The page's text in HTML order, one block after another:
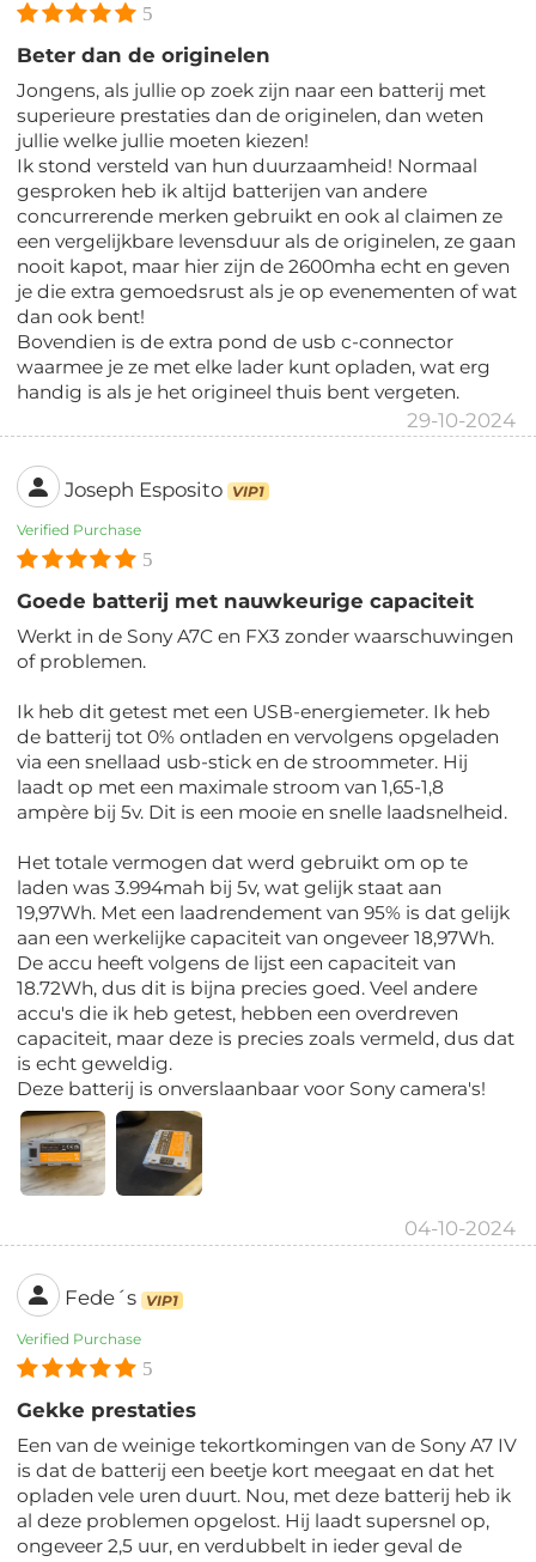
5
Beter dan de originelen
Jongens, als jullie op zoek zijn naar een batterij met
superieure prestaties dan de originelen, dan weten
jullie welke jullie moeten kiezen!
Ik stond versteld van hun duurzaamheid! Normaal
gesproken heb ik altijd batterijen van andere
concurrerende merken gebruikt en ook al claimen ze
een vergelijkbare levensduur als de originelen, ze gaan
nooit kapot, maar hier zijn de 2600mha echt en geven
je die extra gemoedsrust als je op evenementen of wat
dan ook bent!
Bovendien is de extra pond de usb c-connector
waarmee je ze met elke lader kunt opladen, wat erg
handig is als je het origineel thuis bent vergeten.
29-10-2024
Joseph Esposito VIP1
Verified Purchase
5
Goede batterij met nauwkeurige capaciteit
Werkt in de Sony A7C en FX3 zonder waarschuwingen
of problemen.
Ik heb dit getest met een USB-energiemeter. Ik heb
de batterij tot 0% ontladen en vervolgens opgeladen
via een snellaad usb-stick en de stroommeter. Hij
laadt op met een maximale stroom van 1,65-1,8
ampère bij 5v. Dit is een mooie en snelle laadsnelheid.
Het totale vermogen dat werd gebruikt om op te
laden was 3.994mah bij 5v, wat gelijk staat aan
19,97Wh. Met een laadrendement van 95% is dat gelijk
aan een werkelijke capaciteit van ongeveer 18,97Wh.
De accu heeft volgens de lijst een capaciteit van
18.72Wh, dus dit is bijna precies goed. Veel andere
accu's die ik heb getest, hebben een overdreven
capaciteit, maar deze is precies zoals vermeld, dus dat
is echt geweldig.
Deze batterij is onverslaanbaar voor Sony camera's!
04-10-2024
Fede´s VIP1
Verified Purchase
5
Gekke prestaties
Een van de weinige tekortkomingen van de Sony A7 IV
is dat de batterij een beetje kort meegaat en dat het
opladen vele uren duurt. Nou, met deze batterij heb ik
al deze problemen opgelost. Hij laadt supersnel op,
ongeveer 2,5 uur, en verdubbelt in ieder geval de